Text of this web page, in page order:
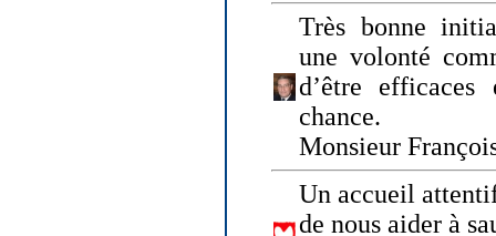
Très bonne
une volonté
d’être
chance.
Monsieur
Un accueil
de nous aider à